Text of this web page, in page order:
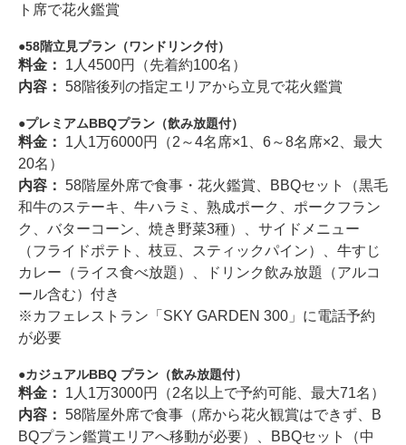
ト席で花火鑑賞
58階立見プラン（ワンドリンク付）
料金： 1人4500円（先着約100名）
内容： 58階後列の指定エリアから立見で花火鑑賞
プレミアムBBQプラン（飲み放題付）
料金： 1人1万6000円（2～4名席×1、6～8名席×2、最大
20名）
内容： 58階屋外席で食事・花火鑑賞、BBQセット（黒毛
和牛のステーキ、牛ハラミ、熟成ポーク、ポークフラン
ク、バターコーン、焼き野菜3種）、サイドメニュー
（フライドポテト、枝豆、スティックパイン）、牛すじ
カレー（ライス食べ放題）、ドリンク飲み放題（アルコ
ール含む）付き
※カフェレストラン「SKY GARDEN 300」に電話予約
が必要
カジュアルBBQ プラン（飲み放題付）
料金： 1人1万3000円（2名以上で予約可能、最大71名）
内容： 58階屋外席で食事（席から花火観賞はできず、B
BQプラン鑑賞エリアへ移動が必要）、BBQセット（中